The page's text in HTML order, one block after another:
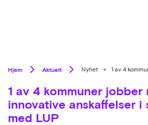
Hjem Aktuelt Nyhet →
1 av 4 kommuner jobber
innovative anskaffelser i
med LUP